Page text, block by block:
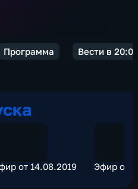
Программа Вести в 20:00
от 14.08.2019 Эфир от